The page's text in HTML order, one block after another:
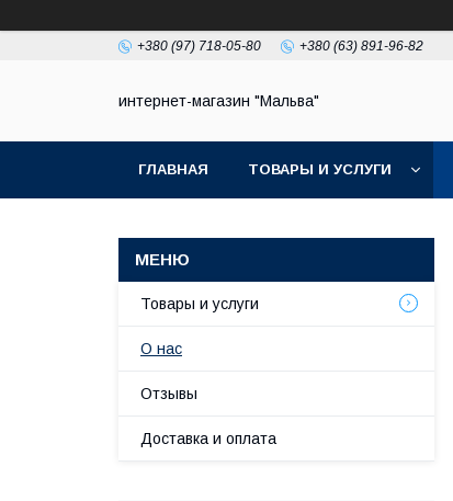
+380 (97) 718-05-80 +380 (63) 891-96-82
интернет-магазин "Мальва"
ГЛАВНАЯ ТОВАРЫ И УСЛУГИ
Товары и услуги
О нас
Отзывы
Доставка и оплата